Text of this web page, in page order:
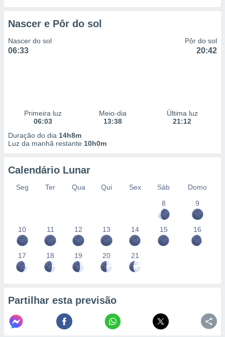
Nascer e Pôr do sol
Nascer do sol
06:33
Pôr do sol
20:42
Primeira luz
06:03
Meio-dia
13:38
Última luz
21:12
Duração do dia 14h8m
Luz da manhã restante 10h0m
Calendário Lunar
Seg Ter Qua Qui Sex Sáb
Domo
8
9
10 11 12 13 14 15 16
17 18 19 20 21
Partilhar esta previsão